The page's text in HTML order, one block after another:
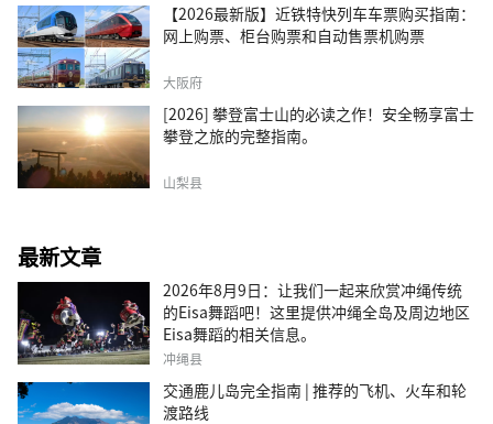
【2026最新版】近铁特快列车车票购买指南：
网上购票、柜台购票和自动售票机购票
大阪府
[2026] 攀登富士山的必读之作！安全畅享富士
攀登之旅的完整指南。
山梨县
最新文章
2026年8月9日：让我们一起来欣赏冲绳传统
的Eisa舞蹈吧！这里提供冲绳全岛及周边地区
Eisa舞蹈的相关信息。
冲绳县
交通鹿儿岛完全指南 | 推荐的飞机、火车和轮
渡路线